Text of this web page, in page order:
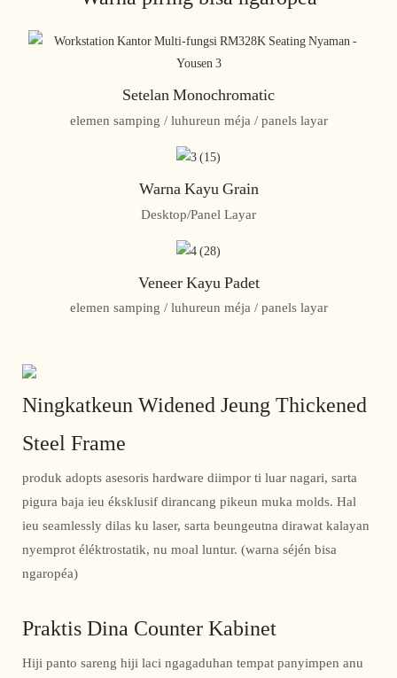
Setelan Monochromatic
elemen samping / luhureun méja / panels layar
Warna Kayu Grain
Desktop/Panel Layar
Veneer Kayu Padet
elemen samping / luhureun méja / panels layar
Ningkatkeun Widened Jeung Thickened
Steel Frame
produk adopts asesoris hardware diimpor ti luar nagari, sarta
pigura baja ieu éksklusif dirancang pikeun muka molds. Hal
ieu seamlessly dilas ku laser, sarta beungeutna dirawat kalayan
nyemprot éléktrostatik, nu moal luntur. (warna séjén bisa
ngaropéa)
Praktis Dina Counter Kabinet
Hiji panto sareng hiji laci ngagaduhan tempat panyimpen anu